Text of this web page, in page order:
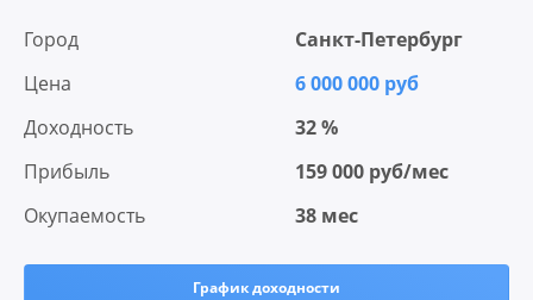
Город
Санкт-Петербург
Цена
6 000 000 руб
Доходность
32 %
Прибыль
159 000 руб/мес
Окупаемость
38 мес
График доходности